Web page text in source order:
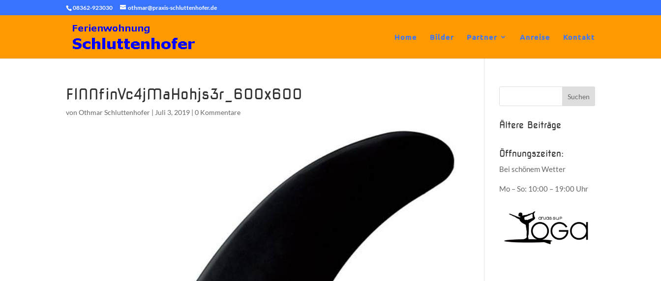
08362-923030 othmar@praxis-schluttenhofer.de
Home Bilder Partner Anreise Kontakt
FINNfinVc4jMaHohjs3r_600x600
vonOthmar Schluttenhofer | Juli 3, 2019 |0 Kommentare
Ältere Beiträge
Öffnungszeiten:
Bei schönem Wetter
Mo – So: 10:00 – 19:00 Uhr